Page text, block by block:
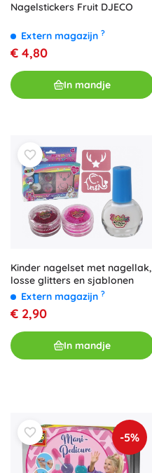
Nagelstickers Fruit DJECO
Extern magazijn ?
€ 4,80
In mandje
Kinder nagelset met nagellak,
losse glitters en sjablonen
Extern magazijn ?
€ 2,90
In mandje
-5%